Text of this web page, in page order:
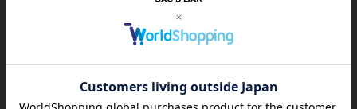
仕様 ｜内側：ファスナーポケット×1
備考 ｜イタリア製